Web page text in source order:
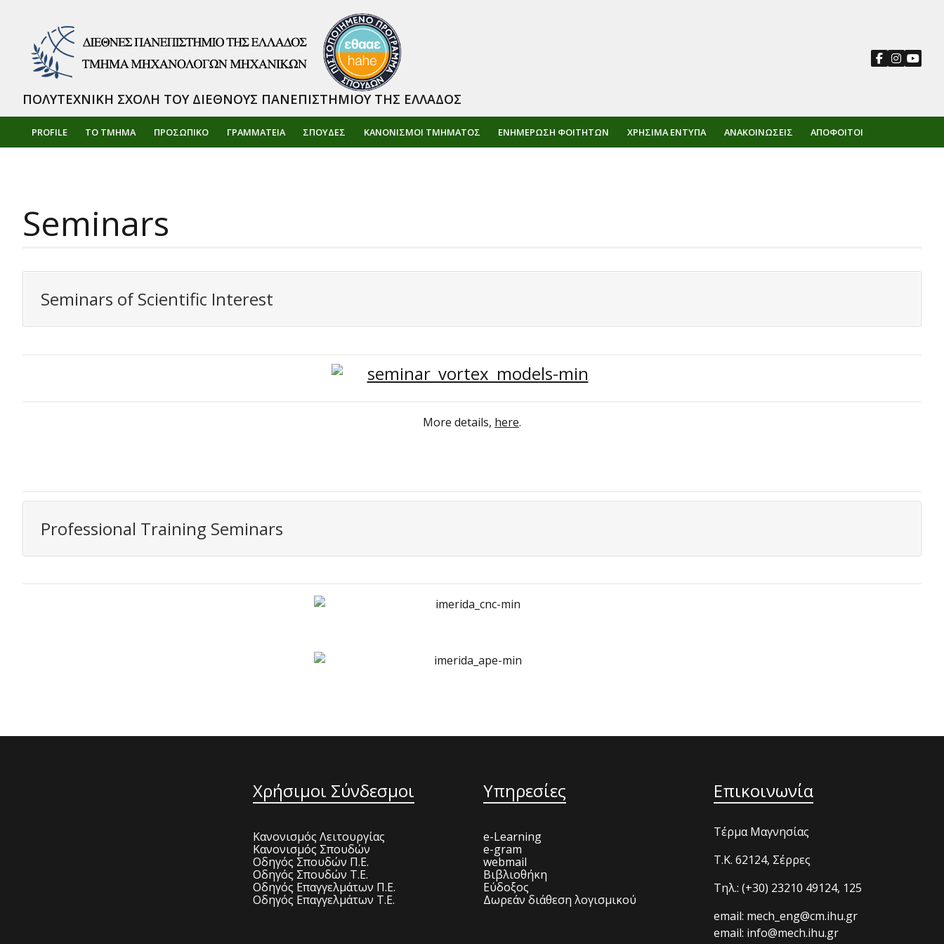
PROFILE ΤΟ ΤΜΗΜΑ ΠΡΟΣΩΠΙΚΌ ΓΡΑΜΜΑΤΕΙΑ ΣΠΟΥΔΕΣ ΚΑΝΟΝΙΣΜΟΙ ΤΜΗΜΑΤΟΣ ΕΝΗΜΈΡΩΣΗ ΦΟΙΤΗΤΏΝ ΧΡΉΣΙΜΑ ΈΝΤΥΠΑ ΑΝΑΚΟΙΝΏΣΕΙΣ ΑΠΌΦΟΙΤΟΙ
ΠΟΛΥΤΕΧΝΙΚΗ ΣΧΟΛΗ ΤΟΥ ΔΙΕΘΝΟΥΣ ΠΑΝΕΠΙΣΤΗΜΙΟΥ ΤΗΣ ΕΛΛΑΔΟΣ
Seminars
Seminars of Scientific Interest
More details, here.
Professional Training Seminars
Χρήσιμοι Σύνδεσμοι
Κανονισμός Λειτουργίας
Κανονισμός Σπουδών
Οδηγός Σπουδών Π.Ε.
Οδηγός Σπουδών Τ.Ε.
Οδηγός Επαγγελμάτων Π.Ε.
Οδηγός Επαγγελμάτων Τ.Ε.
Υπηρεσίες
e-Learning
e-gram
webmail
Βιβλιοθήκη
Εύδοξος
Δωρεάν διάθεση λογισμικού
Επικοινωνία
Τέρμα Μαγνησίας
T.K. 62124, Σέρρες
Τηλ.: (+30) 23210 49124, 125
email: mech_eng@cm.ihu.gr
email: info@mech.ihu.gr